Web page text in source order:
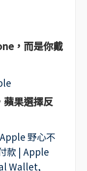
，而是你戴
果選擇反